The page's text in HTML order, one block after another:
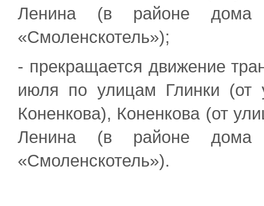
Ленина (в районе дома
«Смоленскотель»);
- прекращается движение
июля по улицам Глинки (от
Коненкова), Коненкова (от
Ленина (в районе дома
«Смоленскотель»).